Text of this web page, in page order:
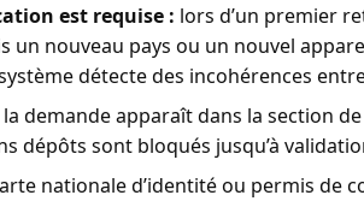
est requise : lors d’un premier
un nouveau pays ou un nouvel
détecte des incohérences
la demande apparaît dans la section
dépôts sont bloqués jusqu’à
nationale d’identité ou permis de